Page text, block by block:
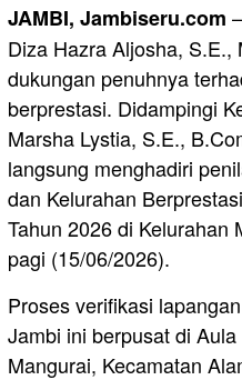
JAMBI, Jambiseru.com
Diza Hazra Aljosha, S.E.,
dukungan penuhnya
berprestasi. Didampingi
Marsha Lystia, S.E.,
langsung menghadiri
dan Kelurahan
Tahun 2026 di Kelurahan
pagi (15/06/2026).
Proses verifikasi
Jambi ini berpusat di
Mangurai, Kecamatan